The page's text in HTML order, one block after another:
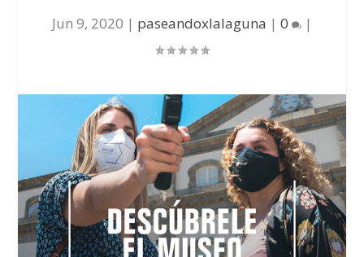
Jun 9, 2020 | paseandoxlalaguna | 0 |